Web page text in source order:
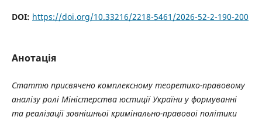
DOI: https://doi.org/10.33216/2218-5461/2026-52-2-190-200
Анотація
Статтю присвячено комплексному теоретико-правовому
аналізу ролі Міністерства юстиції України у формуванні
та реалізації зовнішньої кримінально-правової політики